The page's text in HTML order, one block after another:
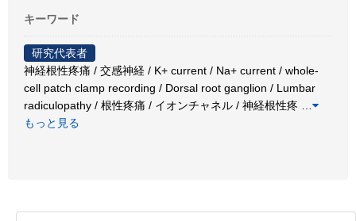
キーワード
研究代表者
神経根性疼痛 / 交感神経 / K+ current / Na+ current / whole-
cell patch clamp recording / Dorsal root ganglion / Lumbar
radiculopathy / 根性疼痛 / イオンチャネル / 神経根性疼
もっと見る